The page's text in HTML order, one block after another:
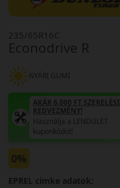
Econodrive R
235/65R16C
NYÁRI GUMI
AKÁR 6.000 FT SZERELÉSI
KEDVEZMÉNY!
Használja a LENDÜLET
kuponkódot!
0%
EPREL cimke adatok: